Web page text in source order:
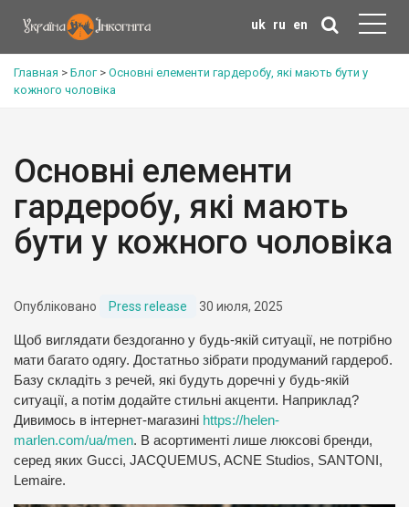
uk ru en
Главная > Блог> Основні елементи гардеробу, які мають бути у
кожного чоловіка
Основні елементи
гардеробу, які мають
бути у кожного чоловіка
Опубліковано Press release 30 июля, 2025
Щоб виглядати бездоганно у будь-якій ситуації, не потрібно
мати багато одягу. Достатньо зібрати продуманий гардероб.
Базу складіть з речей, які будуть доречні у будь-якій
ситуації, а потім додайте стильні акценти. Наприклад?
Дивимось в інтернет-магазині https://helen-
marlen.com/ua/men. В асортименті лише люксові бренди,
серед яких Gucci, JACQUEMUS, ACNE Studios, SANTONI,
Lemaire.